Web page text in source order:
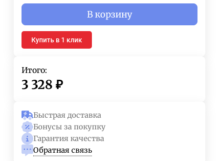
В корзину
Купить в 1 клик
Итого:
3 328 ₽
Быстрая доставка
Бонусы за покупку
Гарантия качества
Обратная связь